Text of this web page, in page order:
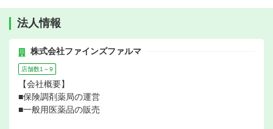
法人情報
株式会社ファインズファルマ
店舗数1～9
【会社概要】
■保険調剤薬局の運営
■一般用医薬品の販売